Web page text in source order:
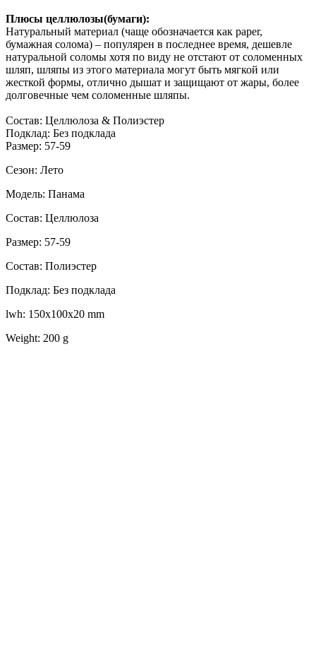
Плюсы целлюлозы(бумаги):
Натуральный материал (чаще обозначается как paper,
бумажная солома) – популярен в последнее время, дешевле
натуральной соломы хотя по виду не отстают от соломенных
шляп, шляпы из этого материала могут быть мягкой или
жесткой формы, отлично дышат и защищают от жары, более
долговечные чем соломенные шляпы.
Состав: Целлюлоза & Полиэстер
Подклад: Без подклада
Размер: 57-59
Сезон: Лето
Модель: Панама
Состав: Целлюлоза
Размер: 57-59
Состав: Полиэстер
Подклад: Без подклада
lwh: 150x100x20 mm
Weight: 200 g